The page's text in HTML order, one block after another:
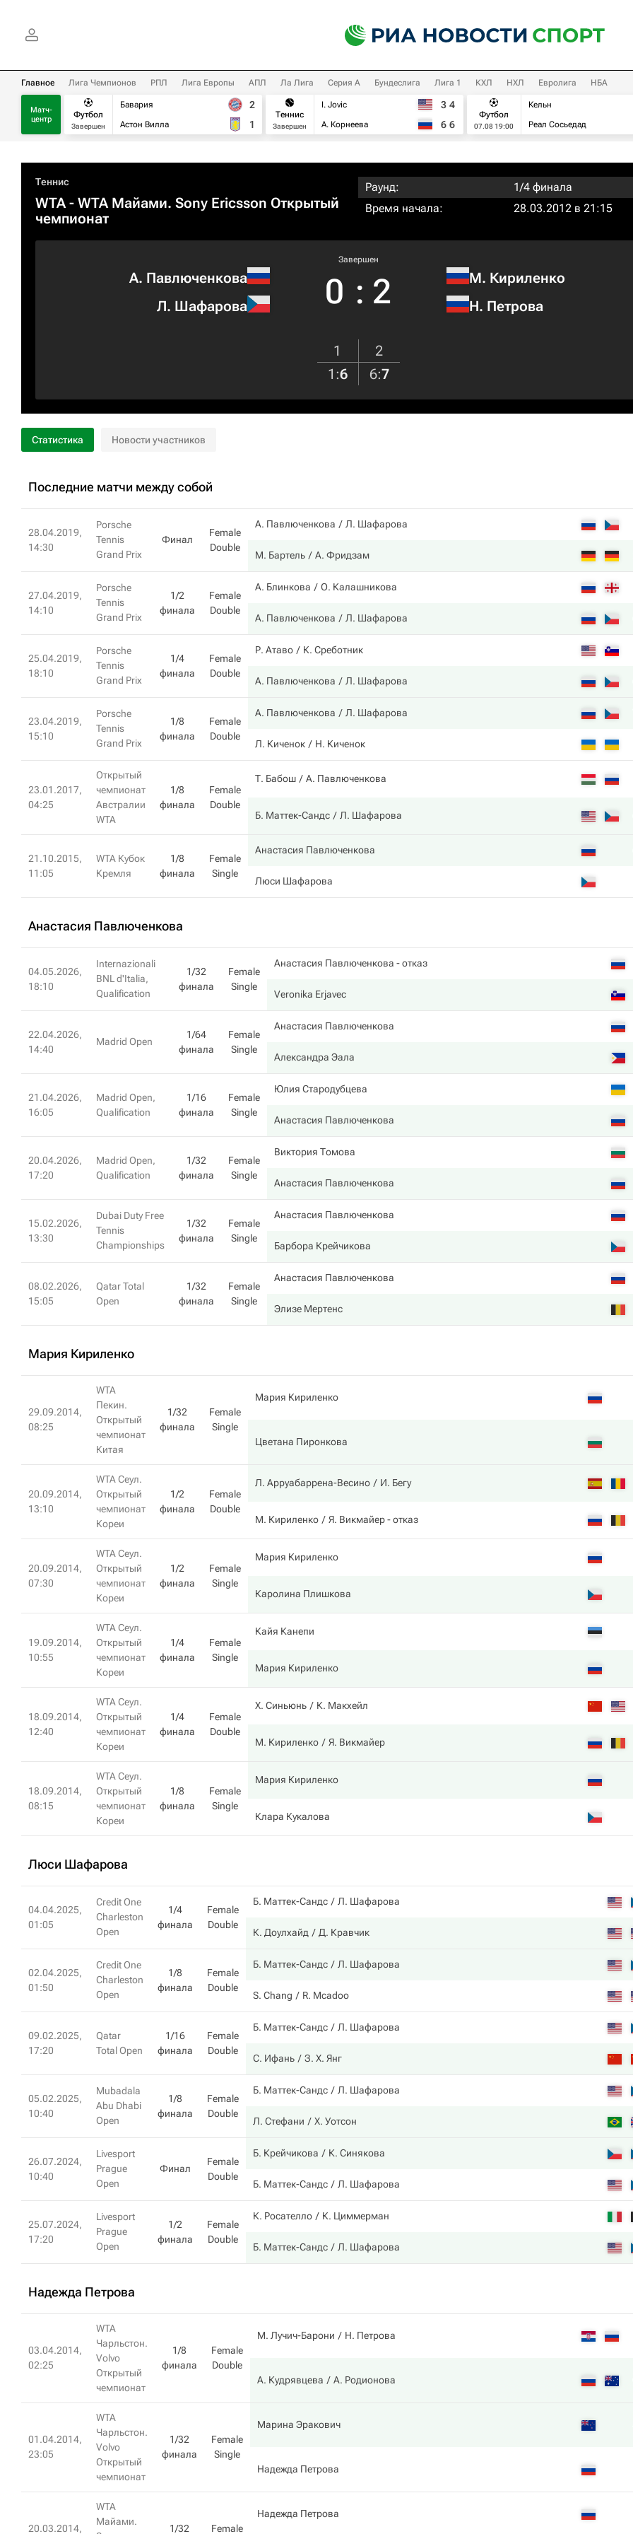
Главное Лига Чемпионов РПЛ Лига Европы АПЛ Ла Лига Серия А Бундеслига Лига 1 КХЛ НХЛ Евролига НБА
Матч-
центр
Футбол
Завершен
Бавария
Астон Вилла
2
1
Теннис
Завершен
I. Jovic
А. Корнеева
3 4
6 6
Футбол
07.08 19:00
Кельн
Реал Сосьедад
Теннис
WTA- WTA Майами. Sony Ericsson Открытый
чемпионат
Раунд:
1/4 финала
Время начала:
28.03.2012 в 21:15
А. Павлюченкова
Л. Шафарова
Завершен
0 : 2
М. Кириленко
Н. Петрова
1
2
1 :6 6:7
Статистика Новости участников
Последние матчи между собой
28.04.2019,
14:30
Porsche
Tennis
Grand Prix
Финал
Female
Double
А. Павлюченкова Л. Шафарова
М. Бартель А. Фридзам
27.04.2019,
14:10
Porsche
Tennis
Grand Prix
1/2
финала
Female
Double
А. Блинкова О. Калашникова
А. Павлюченкова Л. Шафарова
25.04.2019,
18:10
Porsche
Tennis
Grand Prix
1/4
финала
Female
Double
Р. Атаво К. Среботник
А. Павлюченкова Л. Шафарова
23.04.2019,
15:10
Porsche
Tennis
Grand Prix
1/8
финала
Female
Double
А. Павлюченкова Л. Шафарова
Л. Киченок Н. Киченок
23.01.2017,
04:25
Открытый
чемпионат
Австралии
WTA
1/8
финала
Female
Double
Т. Бабош А. Павлюченкова
Б. Маттек-Сандс Л. Шафарова
21.10.2015,
11:05
WTA Кубок
Кремля
1/8
финала
Female
Single
Анастасия Павлюченкова
Люси Шафарова
Анастасия Павлюченкова
04.05.2026,
18:10
Internazionali
BNL d'Italia,
Qualification
1/32
финала
Female
Single
Анастасия Павлюченкова - отказ
Veronika Erjavec
22.04.2026,
14:40
Madrid Open
1/64
финала
Female
Single
Анастасия Павлюченкова
Александра Эала
21.04.2026,
16:05
Madrid Open,
Qualification
1/16
финала
Female
Single
Юлия Стародубцева
Анастасия Павлюченкова
20.04.2026,
17:20
Madrid Open,
Qualification
1/32
финала
Female
Single
Виктория Томова
Анастасия Павлюченкова
15.02.2026,
13:30
Dubai Duty Free
Tennis
Championships
1/32
финала
Female
Single
Анастасия Павлюченкова
Барбора Крейчикова
08.02.2026,
15:05
Qatar Total
Open
1/32
финала
Female
Single
Анастасия Павлюченкова
Элизе Мертенс
Мария Кириленко
29.09.2014,
08:25
WTA
Пекин.
Открытый
чемпионат
Китая
1/32
финала
Female
Single
Мария Кириленко
Цветана Пиронкова
20.09.2014,
13:10
WTA Сеул.
Открытый
чемпионат
Кореи
1/2
финала
Female
Double
Л. Арруабаррена-Весино И. Бегу
М. Кириленко Я. Викмайер- отказ
20.09.2014,
07:30
WTA Сеул.
Открытый
чемпионат
Кореи
1/2
финала
Female
Single
Мария Кириленко
Каролина Плишкова
19.09.2014,
10:55
WTA Сеул.
Открытый
чемпионат
Кореи
1/4
финала
Female
Single
Кайя Канепи
Мария Кириленко
18.09.2014,
12:40
WTA Сеул.
Открытый
чемпионат
Кореи
1/4
финала
Female
Double
Х. Синьюнь К. Макхейл
М. Кириленко Я. Викмайер
18.09.2014,
08:15
WTA Сеул.
Открытый
чемпионат
Кореи
1/8
финала
Female
Single
Мария Кириленко
Клара Кукалова
Люси Шафарова
04.04.2025,
01:05
Credit One
Charleston
Open
1/4
финала
Female
Double
Б. Маттек-Сандс Л. Шафарова
К. Доулхайд Д. Кравчик
02.04.2025,
01:50
Credit One
Charleston
Open
1/8
финала
Female
Double
Б. Маттек-Сандс Л. Шафарова
S. Chang R. Mcadoo
09.02.2025,
17:20
Qatar
Total Open
1/16
финала
Female
Double
Б. Маттек-Сандс Л. Шафарова
С. Ифань З. Х. Янг
05.02.2025,
10:40
Mubadala
Abu Dhabi
Open
1/8
финала
Female
Double
Б. Маттек-Сандс Л. Шафарова
Л. Стефани Х. Уотсон
26.07.2024,
10:40
Livesport
Prague
Open
Финал
Female
Double
Б. Крейчикова К. Синякова
Б. Маттек-Сандс Л. Шафарова
25.07.2024,
17:20
Livesport
Prague
Open
1/2
финала
Female
Double
К. Росателло К. Циммерман
Б. Маттек-Сандс Л. Шафарова
Надежда Петрова
03.04.2014,
02:25
WTA
Чарльстон.
Volvo
Открытый
чемпионат
1/8
финала
Female
Double
М. Лучич-Барони Н. Петрова
А. Кудрявцева А. Родионова
01.04.2014,
23:05
WTA
Чарльстон.
Volvo
Открытый
чемпионат
1/32
финала
Female
Single
Марина Эракович
Надежда Петрова
20.03.2014,
WTA
Майами.
1/32 Female
Надежда Петрова